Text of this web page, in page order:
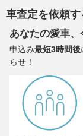
車査定を依頼す
あなたの愛車、
申込み最短3時間後
らせ！